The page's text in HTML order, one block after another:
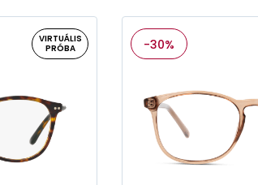
VIRTUÁLIS
PRÓBA
-30%